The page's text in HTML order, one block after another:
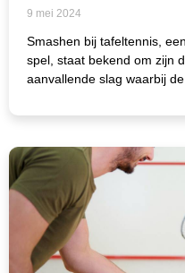
9 mei 2024
Smashen bij tafeltennis,
spel, staat bekend om zijn
aanvallende slag waarbij